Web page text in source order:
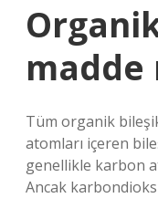
madde
Tüm organik
atomları içeren
genellikle karbon
Ancak